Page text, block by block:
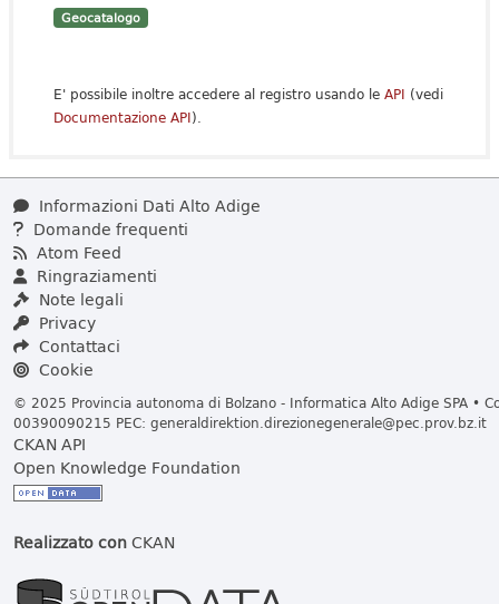
Geocatalogo
E' possibile inoltre accedere al registro usando le API (vedi
Documentazione API).
Informazioni Dati Alto Adige
Domande frequenti
Atom Feed
Ringraziamenti
Note legali
Privacy
Contattaci
Cookie
© 2025 Provincia autonoma di Bolzano - Informatica Alto Adige SPA •
00390090215 PEC: generaldirektion.direzionegenerale@pec.prov.bz.it
CKAN API
Open Knowledge Foundation
Realizzato conCKAN